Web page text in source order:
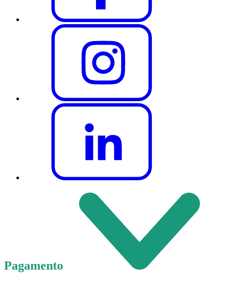
Pagamento